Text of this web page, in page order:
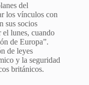
del
los vínculos con
sus socios
el lunes, cuando
de Europa”.
de leyes
y la seguridad
británicos.